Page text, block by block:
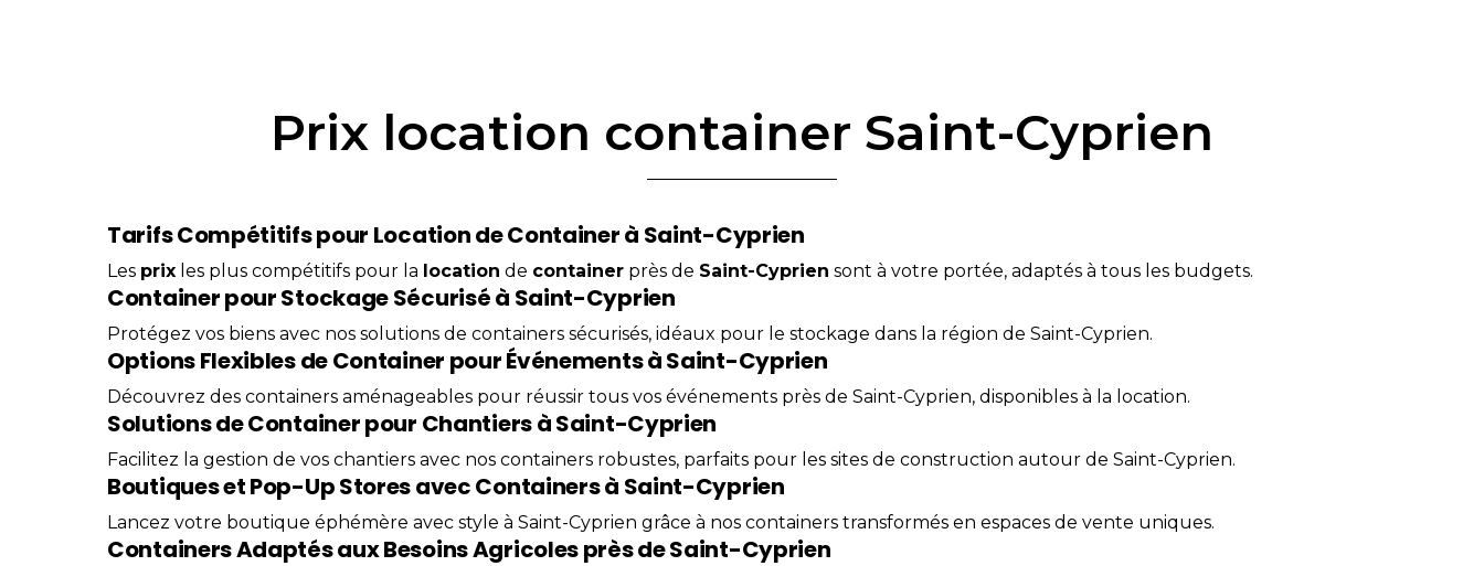
Prix location container Saint-Cyprien
Tarifs Compétitifs pour Location de Container à Saint-Cyprien
Les prix les plus compétitifs pour la location de container près de Saint-Cyprien sont à votre portée, adaptés à tous les budgets.
Container pour Stockage Sécurisé à Saint-Cyprien
Protégez vos biens avec nos solutions de containers sécurisés, idéaux pour le stockage dans la région de Saint-Cyprien.
Options Flexibles de Container pour Événements à Saint-Cyprien
Découvrez des containers aménageables pour réussir tous vos événements près de Saint-Cyprien, disponibles à la location.
Solutions de Container pour Chantiers à Saint-Cyprien
Facilitez la gestion de vos chantiers avec nos containers robustes, parfaits pour les sites de construction autour de Saint-Cyprien.
Boutiques et Pop-Up Stores avec Containers à Saint-Cyprien
Lancez votre boutique éphémère avec style à Saint-Cyprien grâce à nos containers transformés en espaces de vente uniques.
Containers Adaptés aux Besoins Agricoles près de Saint-Cyprien